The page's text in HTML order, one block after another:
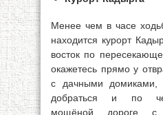
Менее чем в часе
находится курорт
восток по
окажетесь прямо у
с дачными домиками,
добраться и по
мощёной дороге с